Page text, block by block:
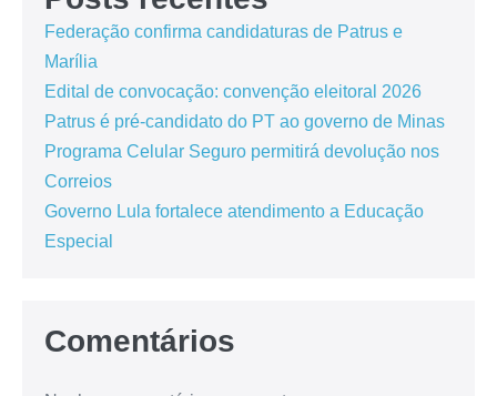
Federação confirma candidaturas de Patrus e
Marília
Edital de convocação: convenção eleitoral 2026
Patrus é pré-candidato do PT ao governo de Minas
Programa Celular Seguro permitirá devolução nos
Correios
Governo Lula fortalece atendimento a Educação
Especial
Comentários